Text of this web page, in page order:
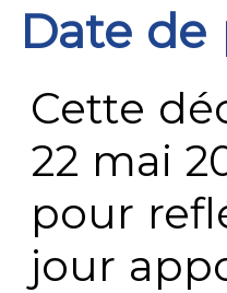
Date
Cette
22 mai
pour
jour